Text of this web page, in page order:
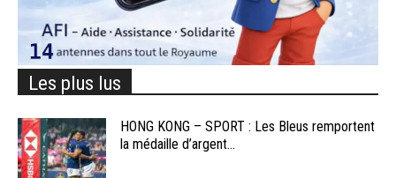
Les plus lus
HONG KONG – SPORT : Les Bleus remportent
la médaille d’argent...